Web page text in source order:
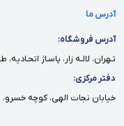
آدرس ما
آدرس فروشگاه:
تـهران، لالـه زار، پاسـاژ
دفتر مركزى:
خيابان نجات الهى، كوچه خسرو، پلاك٢٧، واحد ٢،